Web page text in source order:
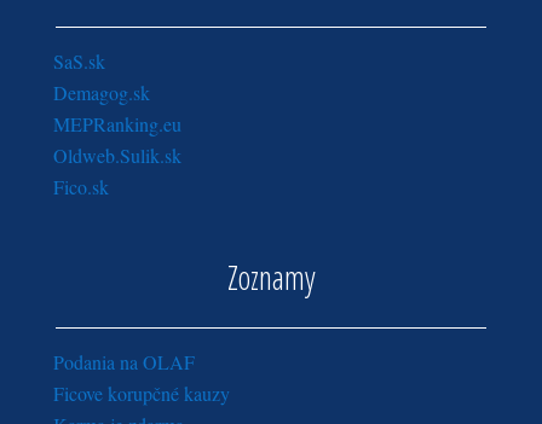
SaS.sk
Demagog.sk
MEPRanking.eu
Oldweb.Sulik.sk
Fico.sk
Zoznamy
Podania na OLAF
Ficove korupčné kauzy